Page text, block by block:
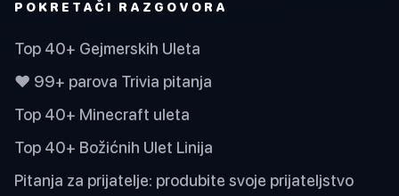
POKRETAČI RAZGOVORA
Top 40+ Gejmerskih Uleta
❤️ 99+ parova Trivia pitanja
Top 40+ Minecraft uleta
Top 40+ Božićnih Ulet Linija
Pitanja za prijatelje: produbite svoje prijateljstvo